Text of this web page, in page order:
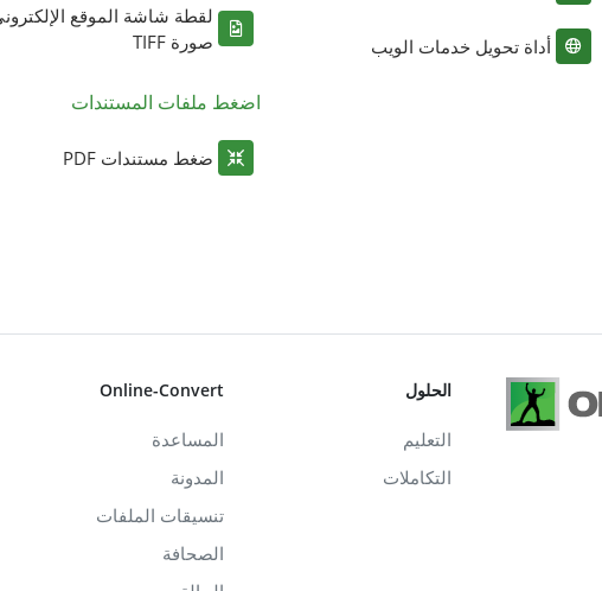
أداة تحويل خدمات الويب
لقطة شاشة الموقع
صورة TIFF
اضغط ملفات المستندات
ضغط مستندات PDF
الحلول
التعليم
التكاملات
Online-Convert
المساعدة
المدونة
تنسيقات الملفات
الصحافة